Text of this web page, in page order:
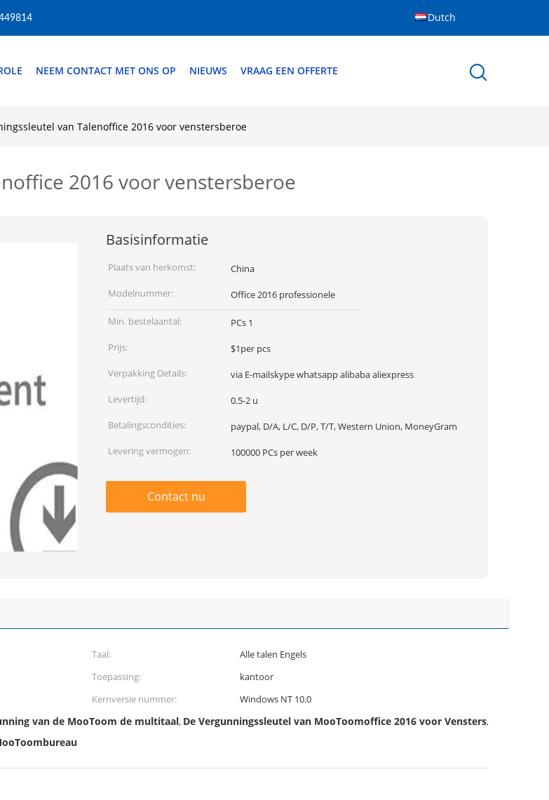
Dutch
NEEM CONTACT MET ONS OP NIEUWS VRAAG EEN OFFERTE
van Talenoffice 2016 voor venstersberoe
2016 voor venstersberoe
Basisinformatie
Plaats van herkomst:
China
Modelnummer:
Office 2016 professionele
Min. bestelaantal:
PCs 1
Prijs:
$1per pcs
Verpakking Details:
via E-mailskype whatsapp alibaba aliexpress
Levertijd:
0.5-2 u
Betalingscondities:
paypal, D/A, L/C, D/P, T/T, Western Union, MoneyGram
Levering vermogen:
100000 PCs per week
Contact nu
Taal:
Alle talen Engels
Toepassing:
kantoor
Kernversie nummer:
Windows NT 10.0
van de MooToom de multitaal, De Vergunningssleutel van MooToomoffice 2016 voor Vensters,